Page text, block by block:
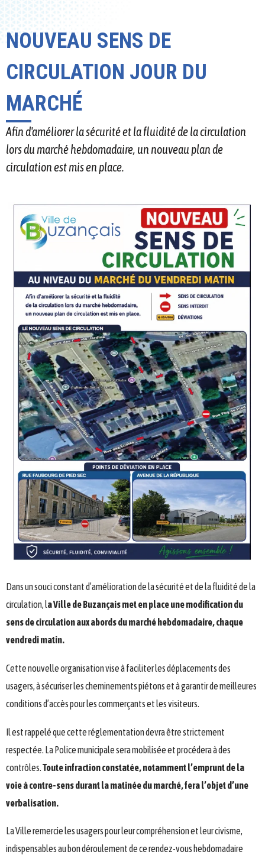
NOUVEAU SENS DE
CIRCULATION JOUR DU
MARCHÉ
Afin d'améliorer la sécurité et la fluidité de la circulation
lors du marché hebdomadaire, un nouveau plan de
circulation est mis en place.
Dans un souci constant d’amélioration de la sécurité et de la fluidité de la
circulation, la Ville de Buzançais met en place une modification du
sens de circulation aux abords du marché hebdomadaire, chaque
vendredi matin.
Cette nouvelle organisation vise à faciliter les déplacements des
usagers, à sécuriser les cheminements piétons et à garantir de meilleures
conditions d’accès pour les commerçants et les visiteurs.
Il est rappelé que cette réglementation devra être strictement
respectée. La Police municipale sera mobilisée et procédera à des
contrôles.Toute infraction constatée, notamment l’emprunt de la
voie à contre-sens durant la matinée du marché, fera l’objet d’une
verbalisation.
La Ville remercie les usagers pour leur compréhension et leur civisme,
indispensables au bon déroulement de ce rendez-vous hebdomadaire